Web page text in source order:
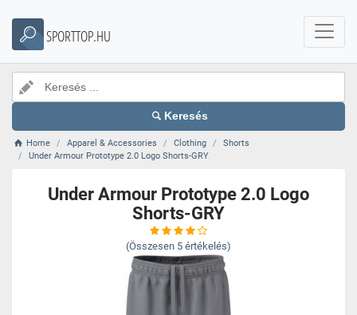
SPORTTOP.HU
Keresés
Home Apparel & Accessories Clothing
Shorts
Under Armour Prototype 2.0 Logo Shorts-GRY
Under Armour Prototype 2.0 Logo
Shorts-GRY
(Összesen 5 értékelés)